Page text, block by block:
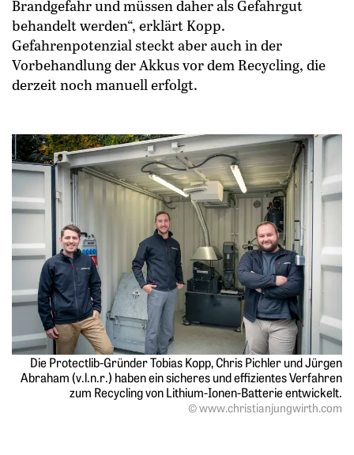
Brandgefahr und müssen daher als Gefahrgut
behandelt werden“, erklärt Kopp.
Gefahrenpotenzial steckt aber auch in der
Vorbehandlung der Akkus vor dem Recycling, die
derzeit noch manuell erfolgt.
Die Protectlib-Gründer Tobias Kopp, Chris Pichler und Jürgen
Abraham (v.l.n.r.) haben ein sicheres und effizientes Verfahren
zum Recycling von Lithium-Ionen-Batterie entwickelt.
© www.christianjungwirth.com